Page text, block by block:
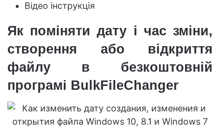
Відео інструкція
Як поміняти дату і час зміни,
створення або відкриття
файлу в безкоштовній
програмі BulkFileChanger